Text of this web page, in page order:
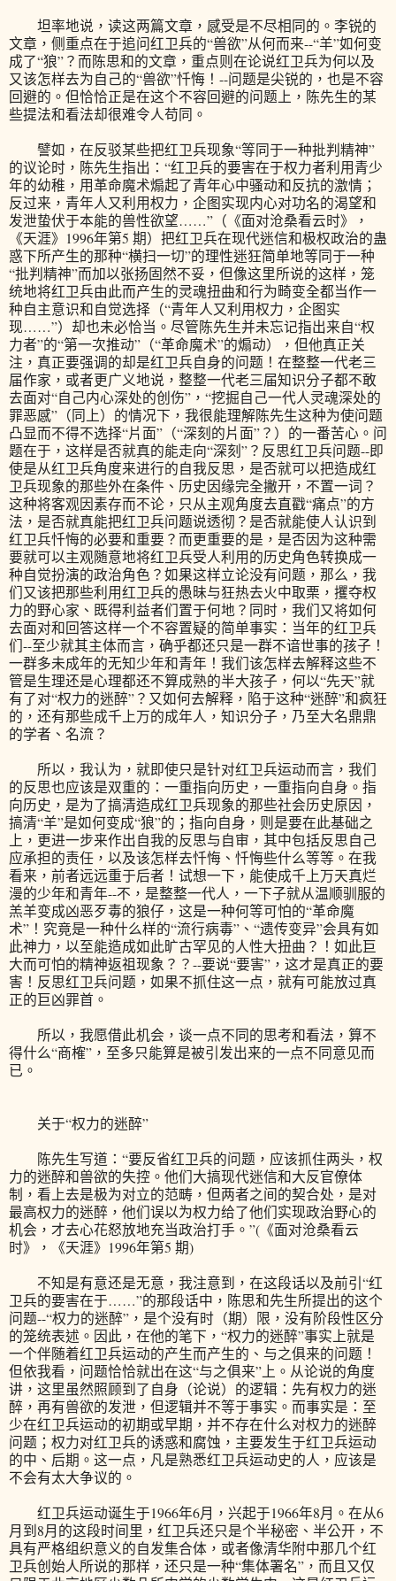
坦率地说，读这两篇文章，感受是不尽相同的。李锐的
文章，侧重点在于追问红卫兵的“兽欲”从何而来--“羊”如何变
成了“狼”？而陈思和的文章，重点则在论说红卫兵为何以及
又该怎样去为自己的“兽欲”忏悔！--问题是尖锐的，也是不容
回避的。但恰恰正是在这个不容回避的问题上，陈先生的某
些提法和看法却很难令人苟同。
譬如，在反驳某些把红卫兵现象“等同于一种批判精神”
的议论时，陈先生指出：“红卫兵的要害在于权力者利用青少
年的幼稚，用革命魔术煽起了青年心中骚动和反抗的激情；
反过来，青年人又利用权力，企图实现内心对功名的渴望和
发泄蛰伏于本能的兽性欲望……”（《面对沧桑看云时》，
《天涯》1996年第5 期）把红卫兵在现代迷信和极权政治的蛊
惑下所产生的那种“横扫一切”的理性迷狂简单地等同于一种
“批判精神”而加以张扬固然不妥，但像这里所说的这样，笼
统地将红卫兵由此而产生的灵魂扭曲和行为畸变全都当作一
种自主意识和自觉选择（“青年人又利用权力，企图实
现……”）却也未必恰当。尽管陈先生并未忘记指出来自“权
力者”的“第一次推动”（“革命魔术”的煽动），但他真正关
注，真正要强调的却是红卫兵自身的问题！在整整一代老三
届作家，或者更广义地说，整整一代老三届知识分子都不敢
去面对“自己内心深处的创伤”，“挖掘自己一代人灵魂深处的
罪恶感”（同上）的情况下，我很能理解陈先生这种为使问题
凸显而不得不选择“片面”（“深刻的片面”？）的一番苦心。问
题在于，这样是否就真的能走向“深刻”？反思红卫兵问题--即
使是从红卫兵角度来进行的自我反思，是否就可以把造成红
卫兵现象的那些外在条件、历史因缘完全撇开，不置一词？
这种将客观因素存而不论，只从主观角度去直戳“痛点”的方
法，是否就真能把红卫兵问题说透彻？是否就能使人认识到
红卫兵忏悔的必要和重要？而更重要的是，是否因为这种需
要就可以主观随意地将红卫兵受人利用的历史角色转换成一
种自觉扮演的政治角色？如果这样立论没有问题，那么，我
们又该把那些利用红卫兵的愚昧与狂热去火中取栗，攫夺权
力的野心家、既得利益者们置于何地？同时，我们又将如何
去面对和回答这样一个不容置疑的简单事实：当年的红卫兵
们--至少就其主体而言，确乎都还只是一群不谙世事的孩子！
一群多未成年的无知少年和青年！我们该怎样去解释这些不
管是生理还是心理都还不算成熟的半大孩子，何以“先天”就
有了对“权力的迷醉”？又如何去解释，陷于这种“迷醉”和疯狂
的，还有那些成千上万的成年人，知识分子，乃至大名鼎鼎
的学者、名流？
所以，我认为，就即使只是针对红卫兵运动而言，我们
的反思也应该是双重的：一重指向历史，一重指向自身。指
向历史，是为了搞清造成红卫兵现象的那些社会历史原因，
搞清“羊”是如何变成“狼”的；指向自身，则是要在此基础之
上，更进一步来作出自我的反思与自审，其中包括反思自己
应承担的责任，以及该怎样去忏悔、忏悔些什么等等。在我
看来，前者远远重于后者！试想一下，能使成千上万天真烂
漫的少年和青年--不，是整整一代人，一下子就从温顺驯服的
羔羊变成凶恶歹毒的狼仔，这是一种何等可怕的“革命魔
术”！究竟是一种什么样的“流行病毒”、“遗传变异”会具有如
此神力，以至能造成如此旷古罕见的人性大扭曲？！如此巨
大而可怕的精神返祖现象？？--要说“要害”，这才是真正的要
害！反思红卫兵问题，如果不抓住这一点，就有可能放过真
正的巨凶罪首。
所以，我愿借此机会，谈一点不同的思考和看法，算不
得什么“商榷”，至多只能算是被引发出来的一点不同意见而
已。
关于“权力的迷醉”
陈先生写道：“要反省红卫兵的问题，应该抓住两头，权
力的迷醉和兽欲的失控。他们大搞现代迷信和大反官僚体
制，看上去是极为对立的范畴，但两者之间的契合处，是对
最高权力的迷醉，他们误以为权力给了他们实现政治野心的
机会，才去心花怒放地充当政治打手。”(《面对沧桑看云
时》，《天涯》1996年第5 期)
不知是有意还是无意，我注意到，在这段话以及前引“红
卫兵的要害在于……”的那段话中，陈思和先生所提出的这个
问题--“权力的迷醉”，是个没有时（期）限，没有阶段性区分
的笼统表述。因此，在他的笔下，“权力的迷醉”事实上就是
一个伴随着红卫兵运动的产生而产生的、与之俱来的问题！
但依我看，问题恰恰就出在这“与之俱来”上。从论说的角度
讲，这里虽然照顾到了自身（论说）的逻辑：先有权力的迷
醉，再有兽欲的发泄，但逻辑并不等于事实。而事实是：至
少在红卫兵运动的初期或早期，并不存在什么对权力的迷醉
问题；权力对红卫兵的诱惑和腐蚀，主要发生于红卫兵运动
的中、后期。这一点，凡是熟悉红卫兵运动史的人，应该是
不会有太大争议的。
红卫兵运动诞生于1966年6月，兴起于1966年8月。在从6
月到8月的这段时间里，红卫兵还只是个半秘密、半公开，不
具有严格组织意义的自发集合体，或者像清华附中那几个红
卫兵创始人所说的那样，还只是一种“集体署名”，而且又仅